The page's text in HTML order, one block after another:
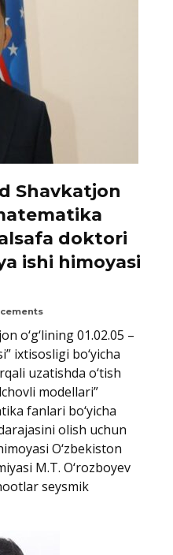
Shavkatjon
doktori
ishi himoyasi
o‘g‘lining 01.02.05 –
ixtisosligi bo‘yicha
uzatishda o‘tish
modellari”
fanlari bo‘yicha
olish uchun
O‘zbekiston
M.T. O‘rozboyev
seysmik